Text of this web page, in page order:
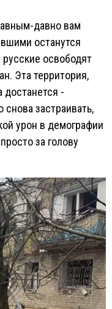
давно вам
останутся
освободят
Эта территория,
достанется -
снова застраивать,
урон в демографии
за голову